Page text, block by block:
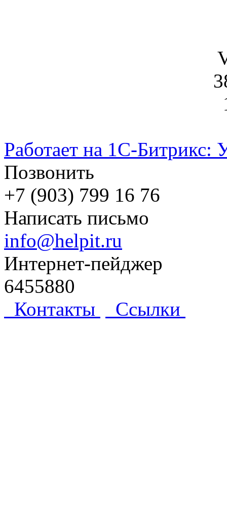
Работает на 1С-Битрикс:
Позвонить
+7 (903) 799 16 76
Написать письмо
info@helpit.ru
Интернет-пейджер
6455880
Контакты
Ссылки